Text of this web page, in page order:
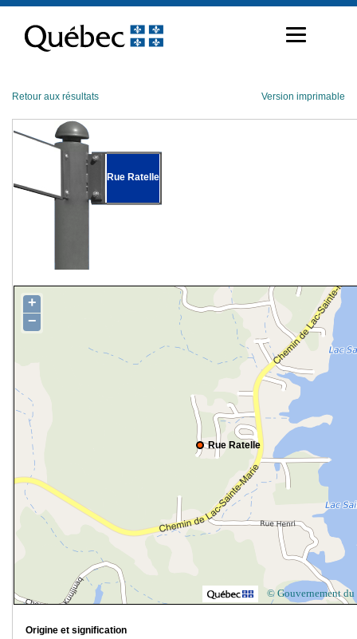
contenu
Retour aux résultats Version imprimable
Rue Ratelle
Rue Ratelle
+
−
© Gouvernement du
Origine et signification